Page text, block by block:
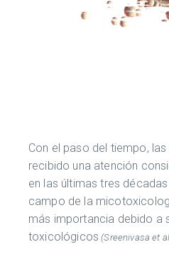
Con el paso del tiempo,
recibido una atención
en las últimas tres
campo de la
más importancia debido a
toxicológicos (Sreenivasa et